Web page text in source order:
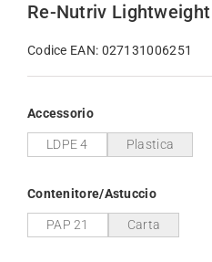
Re-Nutriv
Codice EAN: 027131006251
Accessorio
LDPE 4 Plastica
Contenitore/Astuccio
PAP 21 Carta